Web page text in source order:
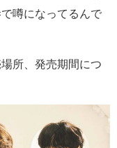
噂になってるんで
所、発売期間につ